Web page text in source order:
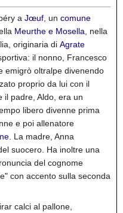
a Jœuf , un comune
Meurthe e Mosella , nella
originaria di Agrate
il nonno, Francesco
emigrò oltralpe divenendo
proprio da lui con il
il padre, Aldo, era un
libero divenne prima
e poi allenatore
. La madre, Anna
suocero. Ha inoltre una
del cognome
con accento sulla seconda
calci al pallone,